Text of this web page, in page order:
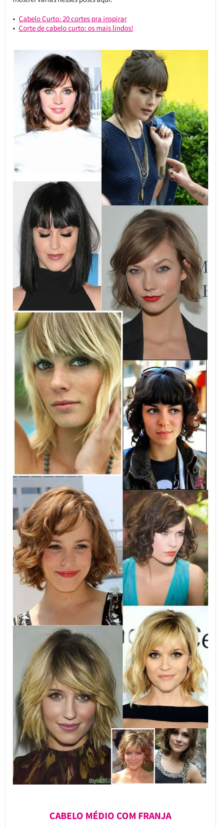
Cabelo Curto: 20 cortes pra inspirar
Corte de cabelo curto: os mais lindos!
CABELO MÉDIO COM FRANJA